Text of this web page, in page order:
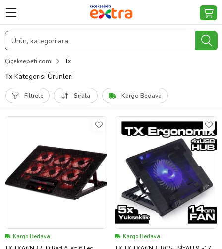
Çiçeksepeti.com Tx
Tx Kategorisi Ürünleri
Filtrele Sırala Kargo Bedava
Kargo Bedava Kargo Bedava